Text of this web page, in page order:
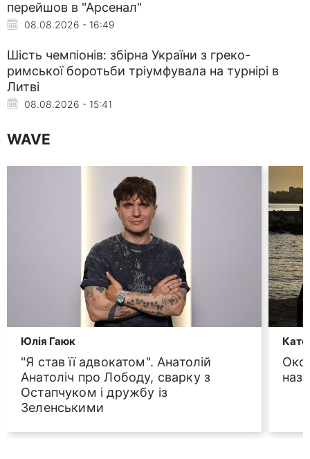
перейшов в "Арсенал"
08.08.2026 - 16:49
Шість чемпіонів: збірна України з греко-
римської боротьби тріумфувала на турнірі в
Литві
08.08.2026 - 15:41
WAVE
Юлія Гаюк
"Я став її адвокатом". Анатолій
Анатоліч про Лободу, сварку з
Остапчуком і дружбу із
Зеленськими